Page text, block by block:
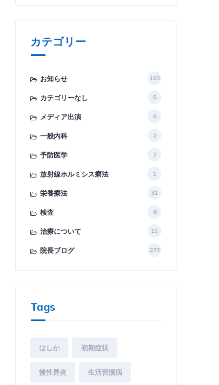
カテゴリー
お知らせ 103
カテゴリーなし 5
メディア出演 6
一般内科 2
予防医学 7
放射線ホルミシス療法 1
栄養療法 31
検査 8
治療について 11
院長ブログ 273
Tags
はしか 初期症状
慢性胃炎 生活習慣病